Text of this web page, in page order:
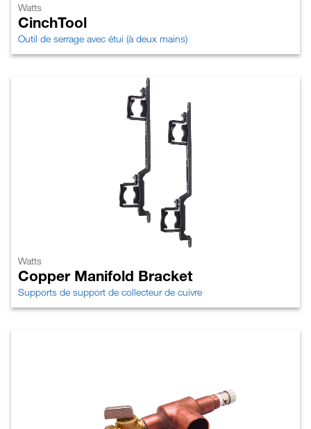
Watts
CinchTool
Outil de serrage avec étui (à deux mains)
Watts
Copper Manifold Bracket
Supports de support de collecteur de cuivre